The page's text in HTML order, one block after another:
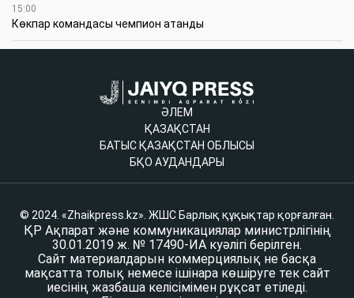
15:00
Көкпар командасы чемпион атанды
ӘЛЕМ
ҚАЗАҚСТАН
БАТЫС ҚАЗАҚСТАН ОБЛЫСЫ
БҚО АУДАНДАРЫ
© 2024. «Zhaikpress.kz». ЖШС Барлық құқықтар қорғалған.
ҚР Ақпарат және коммуникациялар министрлігінің
30.01.2019 ж. № 17490-ИА куәлігі берілген.
Сайт материалдарын коммерциялық не басқа
мақсатта толық немесе ішінара көшіруге тек сайт
иесінің жазбаша келісімімен рұқсат етіледі.